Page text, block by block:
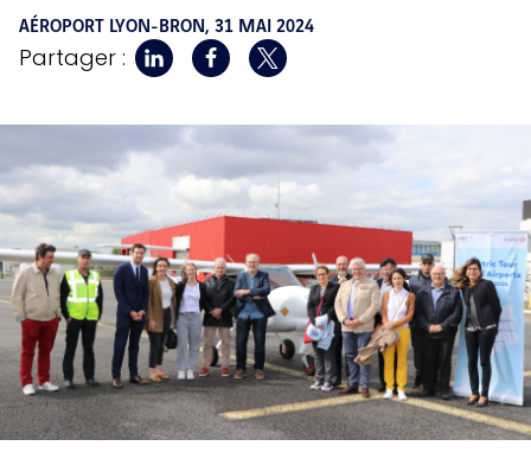
AÉROPORT LYON-BRON, 31 MAI 2024
Partager :